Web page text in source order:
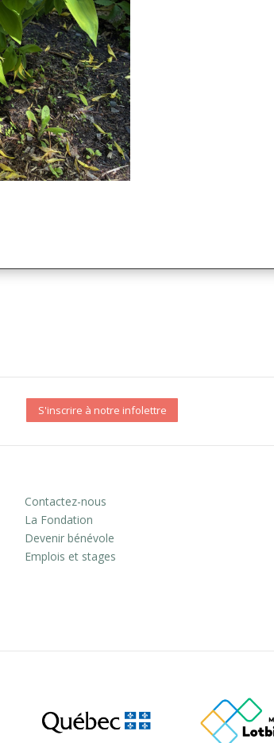
S'inscrire à notre infolettre
Contactez-nous
La Fondation
Devenir bénévole
Emplois et stages